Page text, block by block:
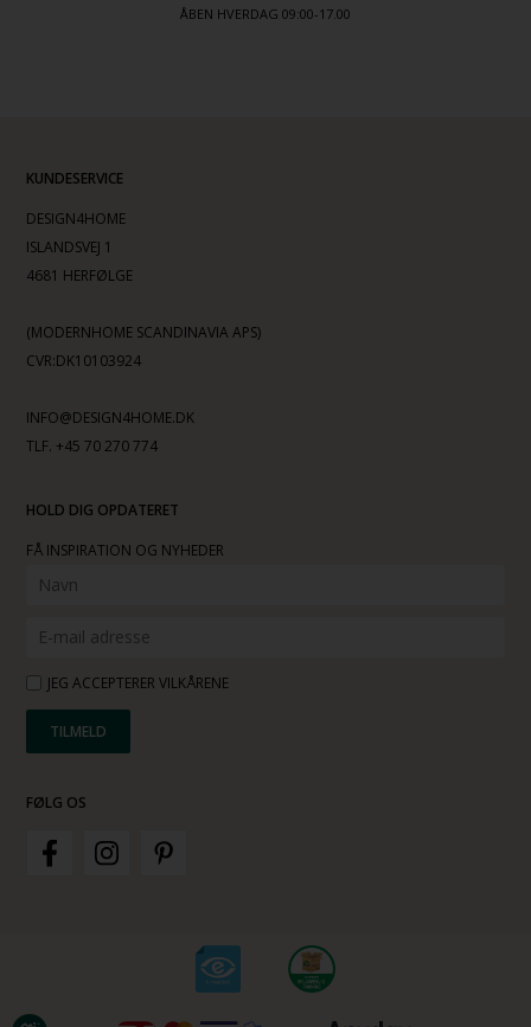
ÅBEN HVERDAG 09:00-17.00
KUNDESERVICE
DESIGN4HOME
ISLANDSVEJ 1
4681 HERFØLGE
(MODERNHOME SCANDINAVIA APS)
CVR:DK10103924
INFO@DESIGN4HOME.DK
TLF. +45 70 270 774
HOLD DIG OPDATERET
FÅ INSPIRATION OG NYHEDER
JEG ACCEPTERER VILKÅRENE
FØLG OS